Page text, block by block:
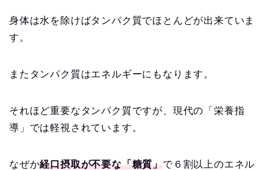
身体は水を除けばタンパク質でほとんどが出来ていま
す。
またタンパク質はエネルギーにもなります。
それほど重要なタンパク質ですが、現代の「栄養指
導」では軽視されています。
なぜか経口摂取が不要な「糖質」で６割以上のエネル